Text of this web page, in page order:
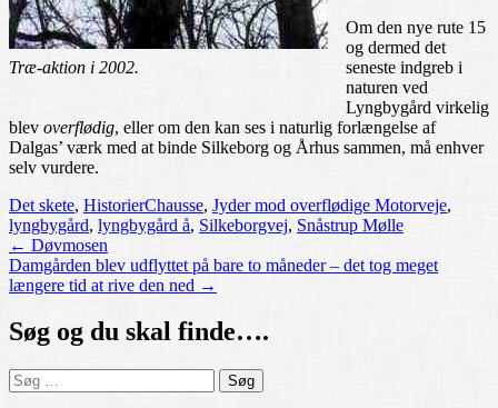
Træ-aktion i 2002.
Om den nye rute 15
og dermed det
seneste indgreb i
naturen ved
Lyngbygård virkelig
blev overflødig, eller om den kan ses i naturlig forlængelse af
Dalgas’ værk med at binde Silkeborg og Århus sammen, må enhver
selv vurdere.
Det skete, HistorierChausse, Jyder mod overflødige Motorveje,
lyngbygård, lyngbygård å, Silkeborgvej, Snåstrup Mølle
Post
navigation
← Døvmosen
Damgården blev udflyttet på bare to måneder – det tog meget
længere tid at rive den ned →
Søg og du skal finde….
Søg
efter: